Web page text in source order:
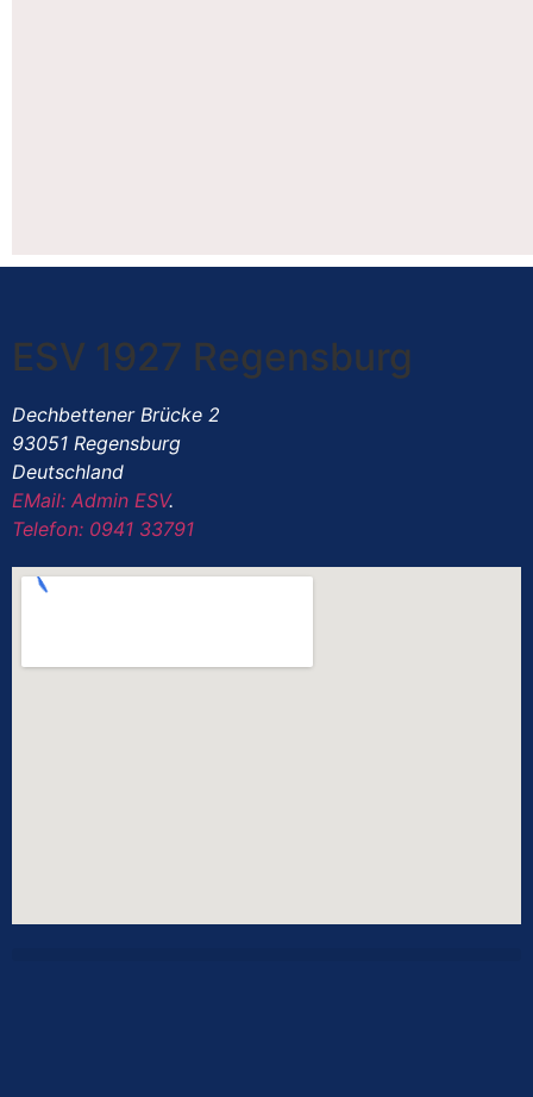
ESV 1927 Regensburg
Dechbettener Brücke 2
93051 Regensburg
Deutschland
EMail: Admin ESV.
Telefon: 0941 33791